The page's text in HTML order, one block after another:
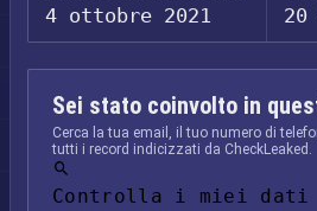
4 ottobre 2021 20
Sei stato coinvolto in
Cerca la tua email, il tuo numero di
tutti i record indicizzati da CheckLeaked.
Controlla i miei dati